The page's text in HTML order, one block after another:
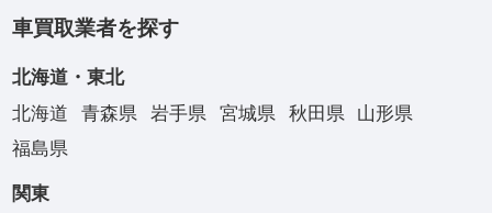
車買取業者を探す
北海道・東北
北海道
青森県 岩手県 宮城県 秋田県
山形県
福島県
関東